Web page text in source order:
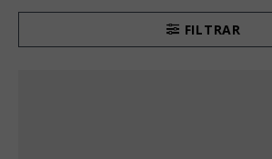
FILTRAR